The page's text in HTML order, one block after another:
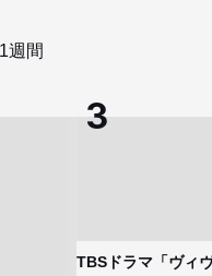
週間
TBSドラマ「ヴィ